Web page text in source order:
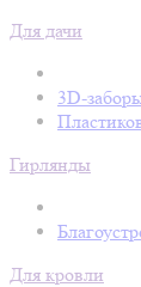
Для дачи
3D-
Гирлянды
Для кровли